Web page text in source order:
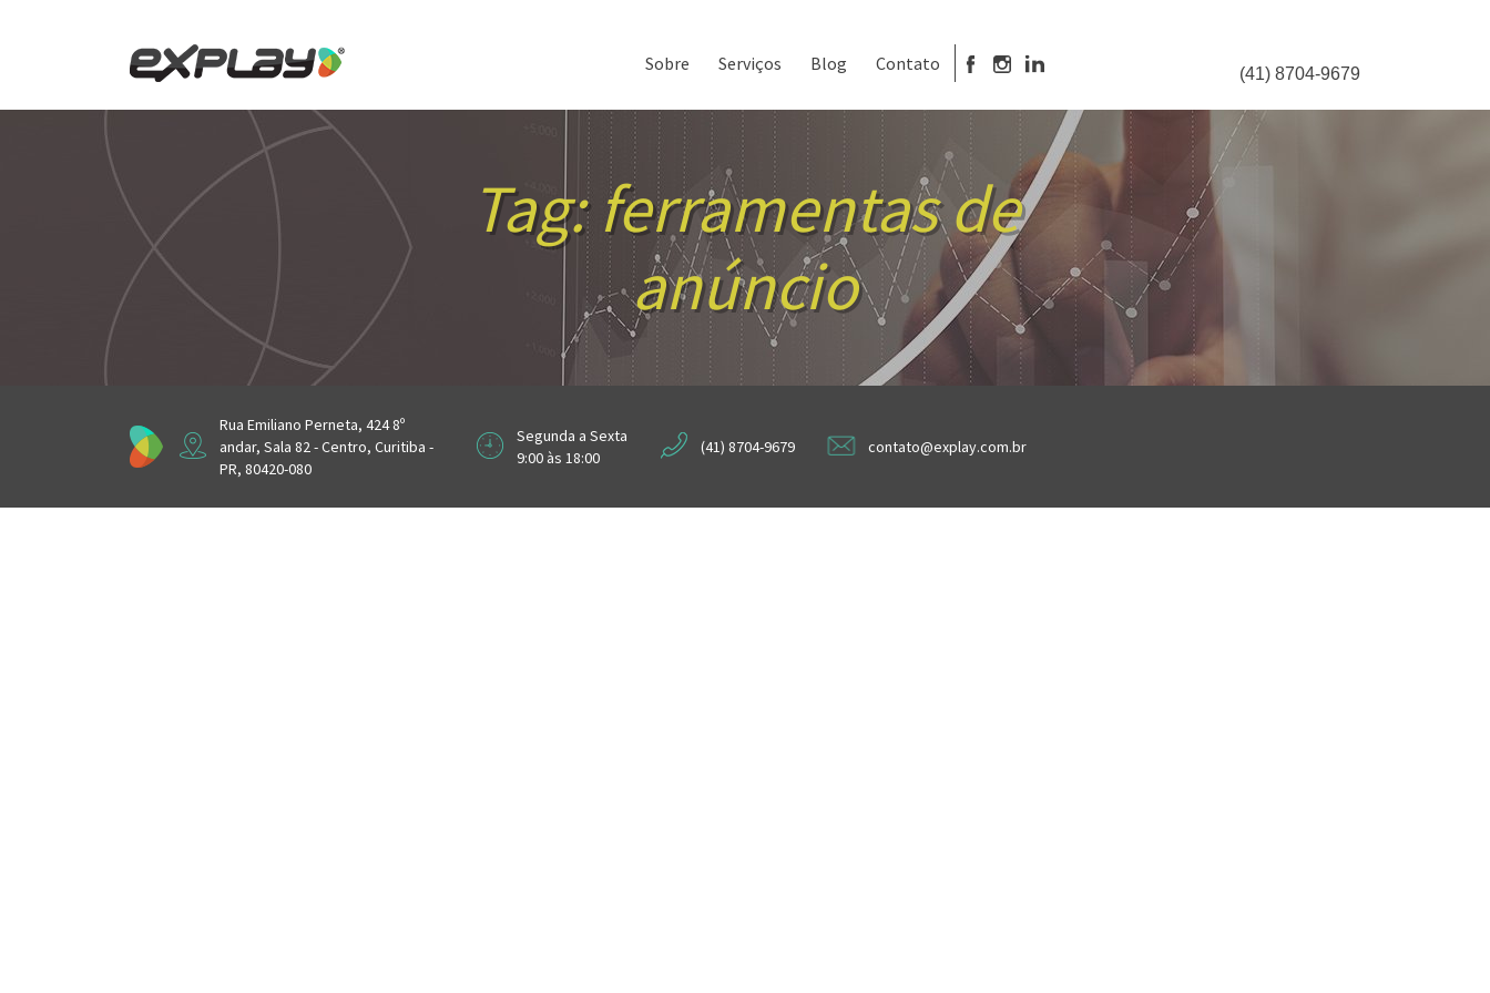
Sobre Serviços Blog Contato (41) 8704-9679
Tag:ferramentas de
anúncio
Rua Emiliano Perneta, 424 8º
andar, Sala 82 - Centro, Curitiba -
PR, 80420-080
Segunda a Sexta
9:00 às 18:00
(41) 8704-9679 contato@explay.com.br